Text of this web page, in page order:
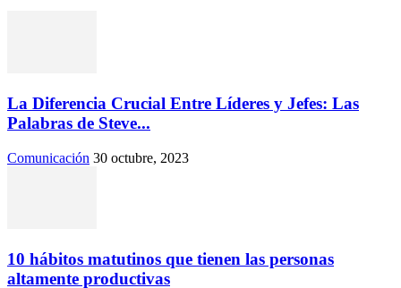
La Diferencia Crucial Entre Líderes y Jefes: Las
Palabras de Steve...
Comunicación 30 octubre, 2023
10 hábitos matutinos que tienen las personas
altamente productivas